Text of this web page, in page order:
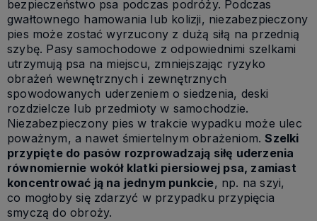
bezpieczeństwo psa podczas podróży. Podczas
gwałtownego hamowania lub kolizji, niezabezpieczony
pies może zostać wyrzucony z dużą siłą na przednią
szybę. Pasy samochodowe z odpowiednimi szelkami
utrzymują psa na miejscu, zmniejszając ryzyko
obrażeń wewnętrznych i zewnętrznych
spowodowanych uderzeniem o siedzenia, deski
rozdzielcze lub przedmioty w samochodzie.
Niezabezpieczony pies w trakcie wypadku może ulec
poważnym, a nawet śmiertelnym obrażeniom.Szelki
przypięte do pasów rozprowadzają siłę uderzenia
równomiernie wokół klatki piersiowej psa, zamiast
koncentrować ją na jednym punkcie, np. na szyi,
co mogłoby się zdarzyć w przypadku przypięcia
smyczą do obroży.